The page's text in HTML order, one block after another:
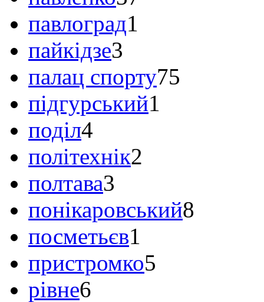
павлоград1
пайкідзе3
палац спорту75
підгурський1
поділ4
політехнік2
полтава3
понікаровський8
посметьєв1
пристромко5
рівне6